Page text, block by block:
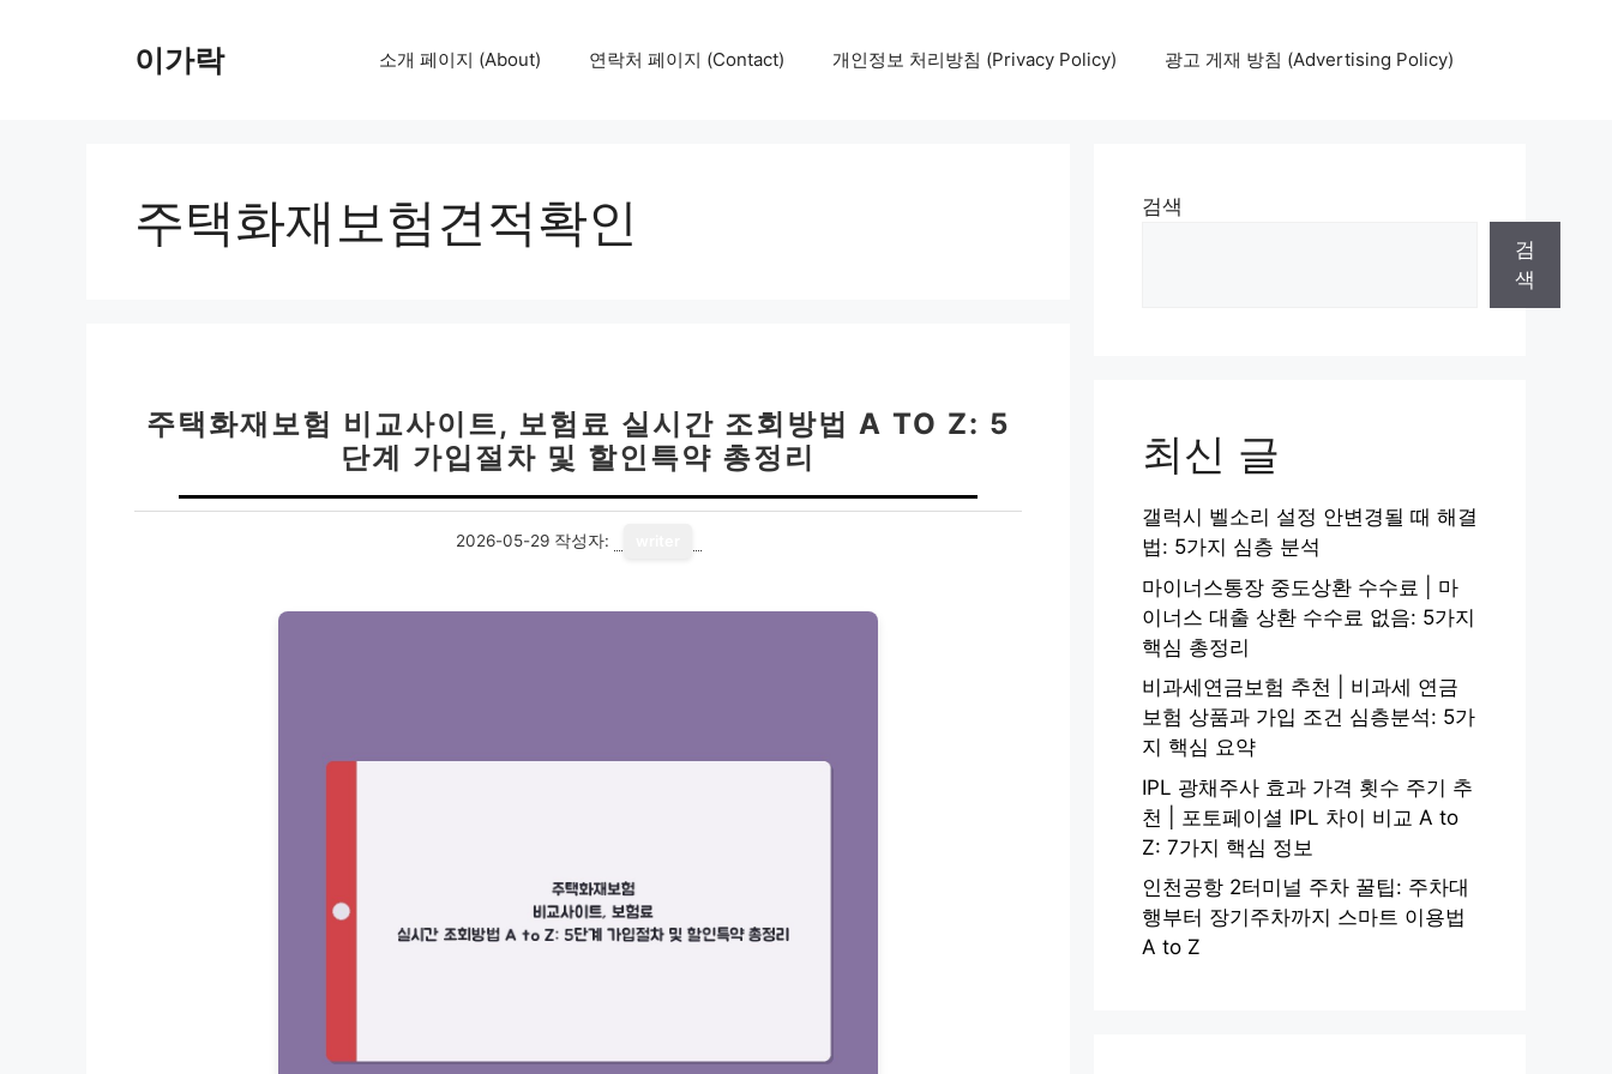
이가락 소개 페이지 (About) 연락처 페이지 (Contact) 개인정보 처리방침 (Privacy Policy) 광고 게재 방침 (Advertising Policy)
주택화재보험견적확인
주택화재보험 비교사이트, 보험료 실시간 조회방법 A TO Z: 5
단계 가입절차 및 할인특약 총정리
2026-05-29 작성자:
검색
검
색
최신 글
갤럭시 벨소리 설정 안변경될 때 해결
법: 5가지 심층 분석
마이너스통장 중도상환 수수료 | 마
이너스 대출 상환 수수료 없음: 5가지
핵심 총정리
비과세연금보험 추천 | 비과세 연금
보험 상품과 가입 조건 심층분석: 5가
지 핵심 요약
IPL 광채주사 효과 가격 횟수 주기 추
천 | 포토페이셜 IPL 차이 비교 A to
Z: 7가지 핵심 정보
인천공항 2터미널 주차 꿀팁: 주차대
행부터 장기주차까지 스마트 이용법
A to Z